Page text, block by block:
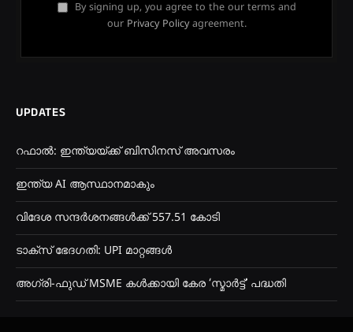
By signing up, you agree to the our terms and
our Privacy Policyagreement.
UPDATES
റഫാൽ: ഇന്ത്യയ്ക്ക് ബിസിനസ് അവസരം
ഇന്ത്യ AI ആസ്ഥാനമാകും
വിദേശ സന്ദർശനങ്ങൾക്ക് 557.51 കോടി
ടാക്സ് ഭേദഗതി: UPI മാറ്റങ്ങൾ
അഗ്രി-ഫുഡ് MSME കൾക്കായി കേര ‘സ്മാര്‍ട്ട്’ പദ്ധതി